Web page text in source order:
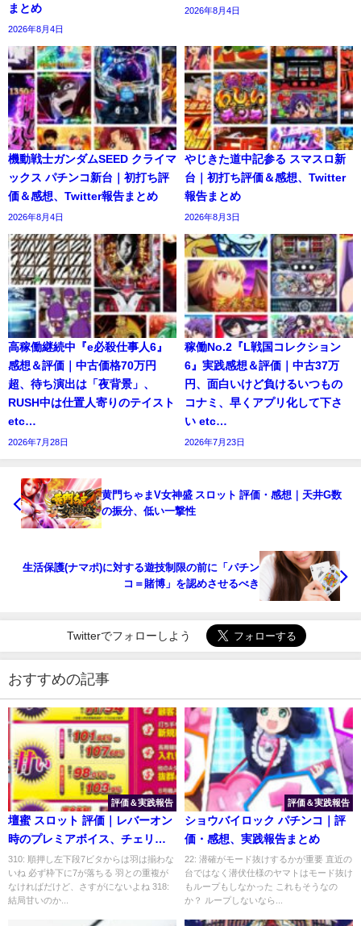
まとめ
2026年8月4日
2026年8月4日
機動戦士ガンダムSEED クライマ
ックス パチンコ新台｜初打ち評
価＆感想、Twitter報告まとめ
2026年8月4日
やじきた道中記参る スマスロ新
台｜初打ち評価＆感想、Twitter
報告まとめ
2026年8月3日
高稼働継続中『e必殺仕事人6』
感想＆評価｜中古価格70万円
超、待ち演出は「夜背景」、
RUSH中は仕置人寄りのテイスト
etc…
2026年7月28日
稼働No.2『L戦国コレクション
6』実践感想＆評価｜中古37万
円、面白いけど負けるいつもの
コナミ、早くアプリ化して下さ
い etc…
2026年7月23日
黄門ちゃまV女神盛 スロット 評価・感想｜天井G数
の振分、低い一撃性
生活保護(ナマポ)に対する遊技制限の前に「パチン
コ＝賭博」を認めさせるべき
Twitterでフォローしよう
おすすめの記事
評価＆実践報告
壇蜜 スロット 評価｜レバーオン
時のプレミアボイス、チェリー
重複の停止形
310: 順押し左下段7ビタからは羽は揃わな
いね 必ず枠下に7が落ちる 羽との重複が
なければだけど、さすがにないよね 318:
結局甘いのか...
評価＆実践報告
ショウバイロック パチンコ｜評
価・感想、実践報告まとめ
22: 潜確がモード抜けするかが重要 直近の
台ではなく潜伏仕様のヤマトはモード抜け
もループもしなかった これもそうなの
か？ ループしないなら...